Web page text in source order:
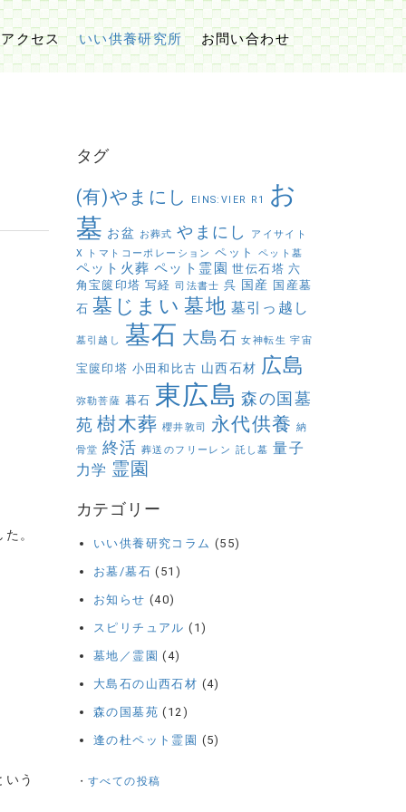
アクセス いい供養研究所 お問い合わせ
。
う
タグ
(有)やまにし EINS:VIER R1
お
墓 お盆 お葬式 やまにし
アイサイト
X
トマトコーポレーション ペット ペット墓
ペット火葬 ペット霊園 世伝石塔 六
角宝篋印塔 写経 司法書士 呉 国産 国産墓
石 墓じまい 墓地 墓引っ越し
墓引越し 墓石 大島石 女神転生 宇宙
宝篋印塔 小田和比古 山西石材 広島
弥勒菩薩 暮石 東広島 森の国墓
苑 樹木葬 櫻井敦司 永代供養 納
骨堂 終活 葬送のフリーレン 託し墓 量子
力学 霊園
カテゴリー
いい供養研究コラム (55)
お墓/墓石 (51)
お知らせ (40)
スピリチュアル (1)
墓地／霊園 (4)
大島石の山西石材 (4)
森の国墓苑 (12)
逢の杜ペット霊園 (5)
・ すべての投稿